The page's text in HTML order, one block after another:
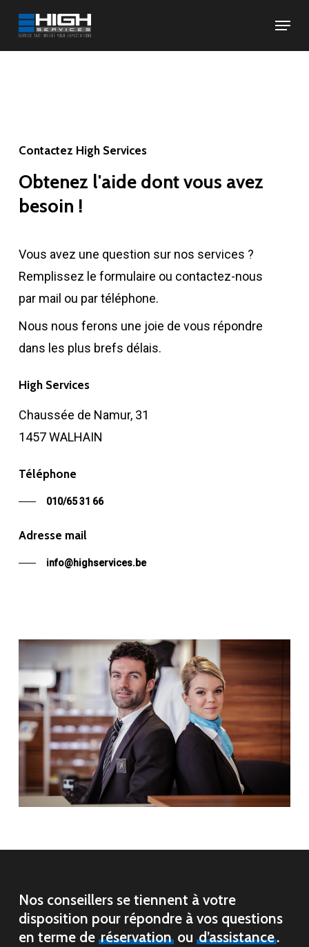
main
Menu
Contactez High Services
Obtenez l'aide dontvous avez
besoin !
Vous avez une question sur nos services ?
Remplissez le formulaire ou contactez-nous
par mail ou par téléphone.
Nous nous ferons une joie de vous répondre
dans les plus brefs délais.
High Services
Chaussée de Namur, 31
1457 WALHAIN
Téléphone
010/65 31 66
Adresse mail
info@highservices.be
Nos conseillers se tiennent à votre
disposition pour répondre à vos questions
en terme de réservationou d’assistance.